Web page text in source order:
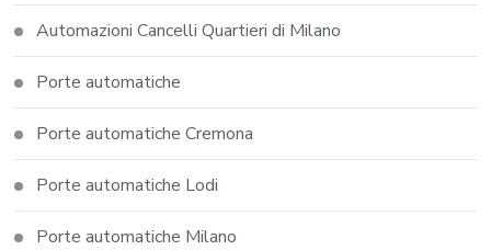
Automazioni Cancelli Quartieri di Milano
Porte automatiche
Porte automatiche Cremona
Porte automatiche Lodi
Porte automatiche Milano